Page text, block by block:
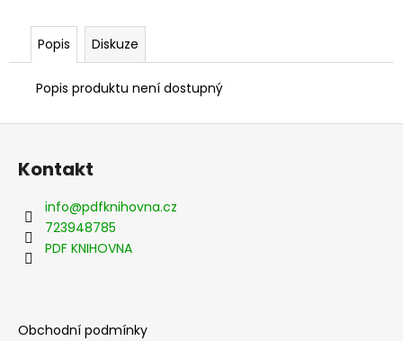
Popis Diskuze
Popis produktu není dostupný
Kontakt
info@pdfknihovna.cz
723948785
PDF KNIHOVNA
Obchodní podmínky